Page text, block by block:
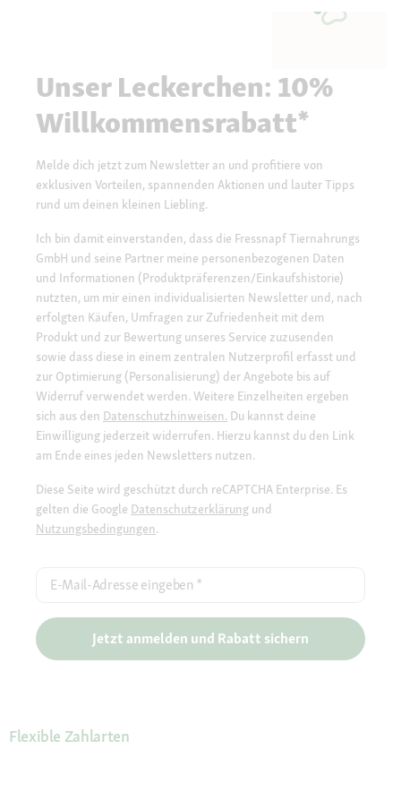
Unser Leckerchen: 10%
Willkommensrabatt*
Melde dich jetzt zum Newsletter an und profitiere von
exklusiven Vorteilen, spannenden Aktionen und lauter Tipps
rund um deinen kleinen Liebling.
Ich bin damit einverstanden, dass die Fressnapf Tiernahrungs
GmbH und seine Partner meine personenbezogenen Daten
und Informationen (Produktpräferenzen/Einkaufshistorie)
nutzten, um mir einen individualisierten Newsletter und, nach
erfolgten Käufen, Umfragen zur Zufriedenheit mit dem
Produkt und zur Bewertung unseres Service zuzusenden
sowie dass diese in einem zentralen Nutzerprofil erfasst und
zur Optimierung (Personalisierung) der Angebote bis auf
Widerruf verwendet werden. Weitere Einzelheiten ergeben
sich aus den Datenschutzhinweisen. Du kannst deine
Einwilligung jederzeit widerrufen. Hierzu kannst du den Link
am Ende eines jeden Newsletters nutzen.
Diese Seite wird geschützt durch reCAPTCHA Enterprise. Es
gelten die Google Datenschutzerklärung und
Nutzungsbedingungen.
E-Mail-Adresse eingeben *
Jetzt anmelden und Rabatt sichern
Flexible Zahlarten